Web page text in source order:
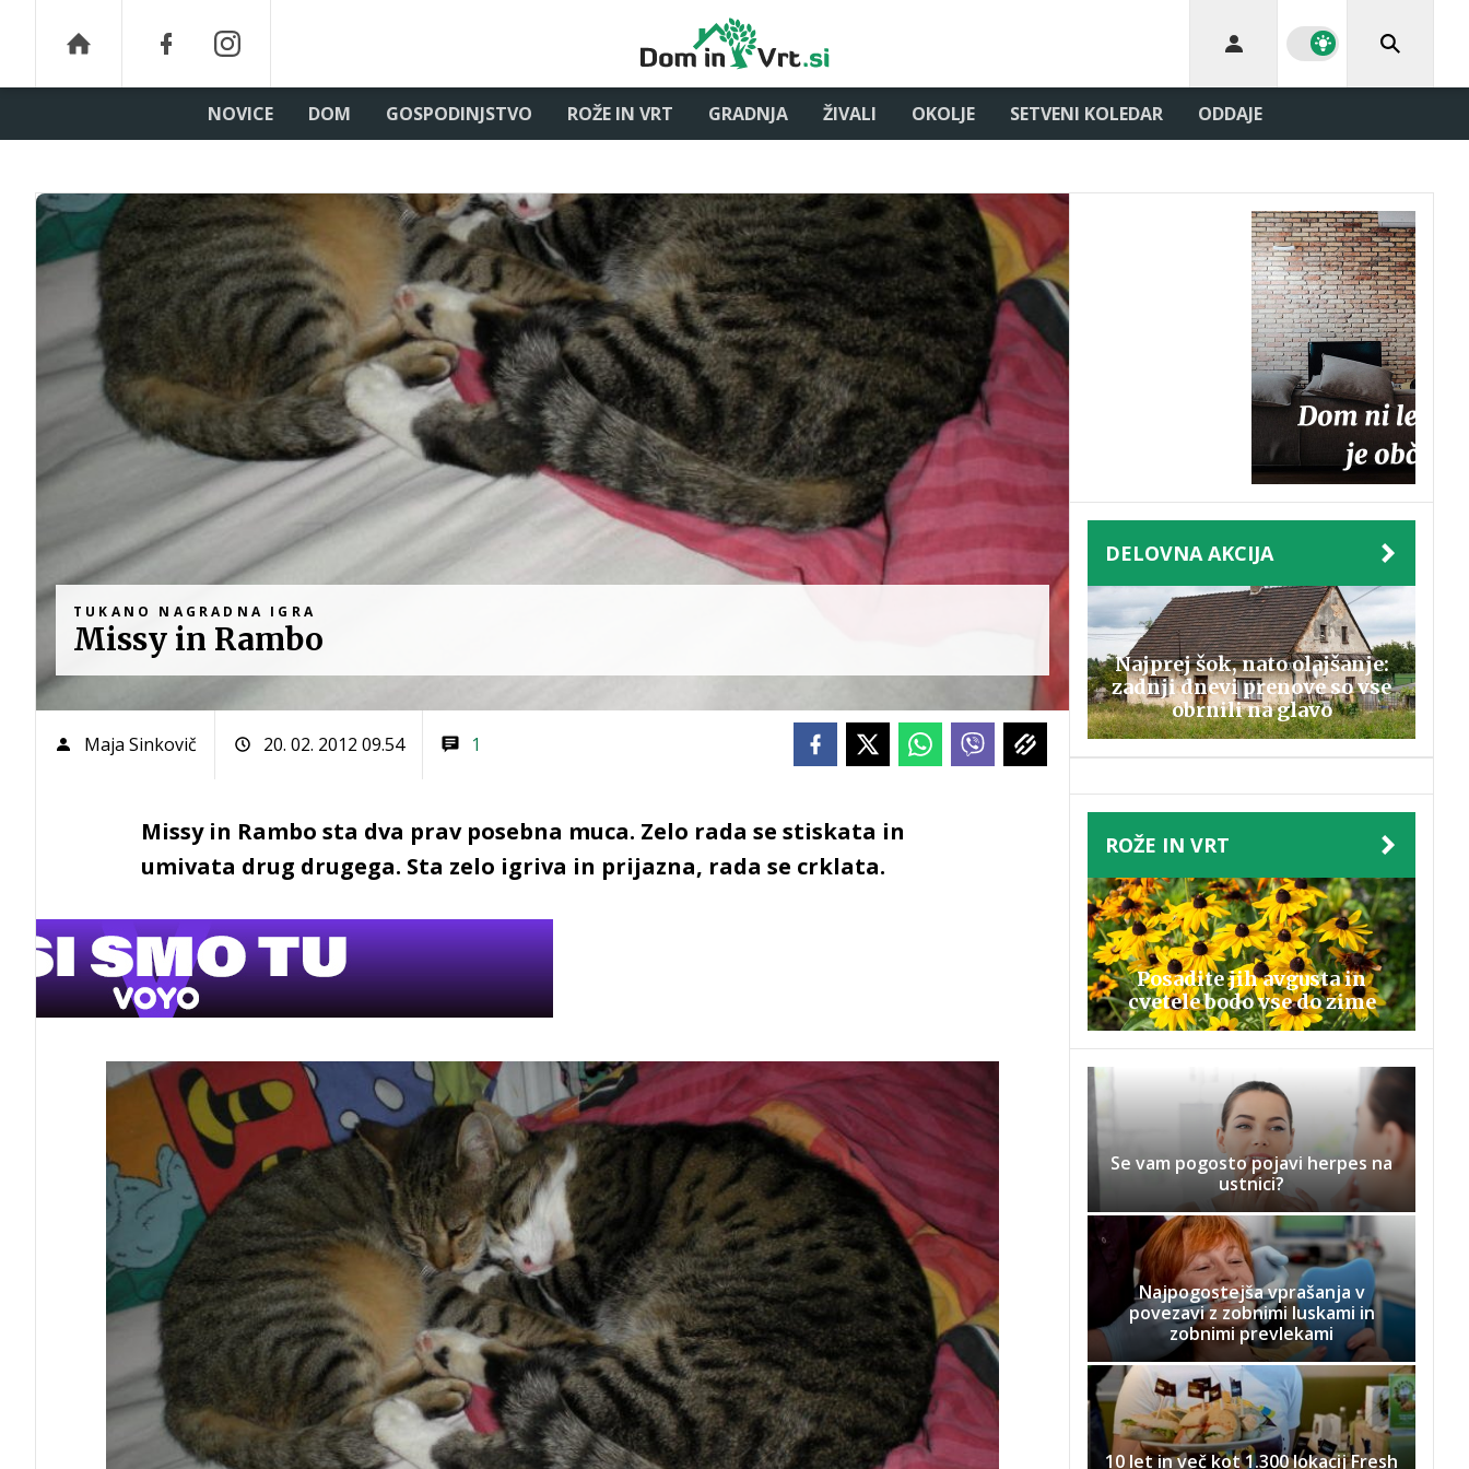
NOVICE DOM GOSPODINJSTVO ROŽE IN VRT GRADNJA ŽIVALI OKOLJE SETVENI KOLEDAR ODDAJE
TUKANO NAGRADNA IGRA
Missy in Rambo
Maja Sinkovič 20. 02. 2012 09.54 1
Missy in Rambo sta dva prav posebna muca. Zelo rada se stiskata in
umivata drug drugega. Sta zelo igriva in prijazna, rada se crklata.
DELOVNA AKCIJA
Najprej šok, nato olajšanje:
zadnji dnevi prenove so vse
obrnili na glavo
ROŽE IN VRT
Posadite jih avgusta in
cvetele bodo vse do zime
Se vam pogosto pojavi herpes na
ustnici?
Najpogostejša vprašanja v
povezavi z zobnimi luskami in
zobnimi prevlekami
10 let in več kot 1.300 lokacij Fresh